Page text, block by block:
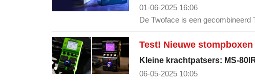
01-06-2025 16:06
De Twoface is een
Test! Nieuwe
Kleine krachtpatsers: MS-
06-05-2025 10:05